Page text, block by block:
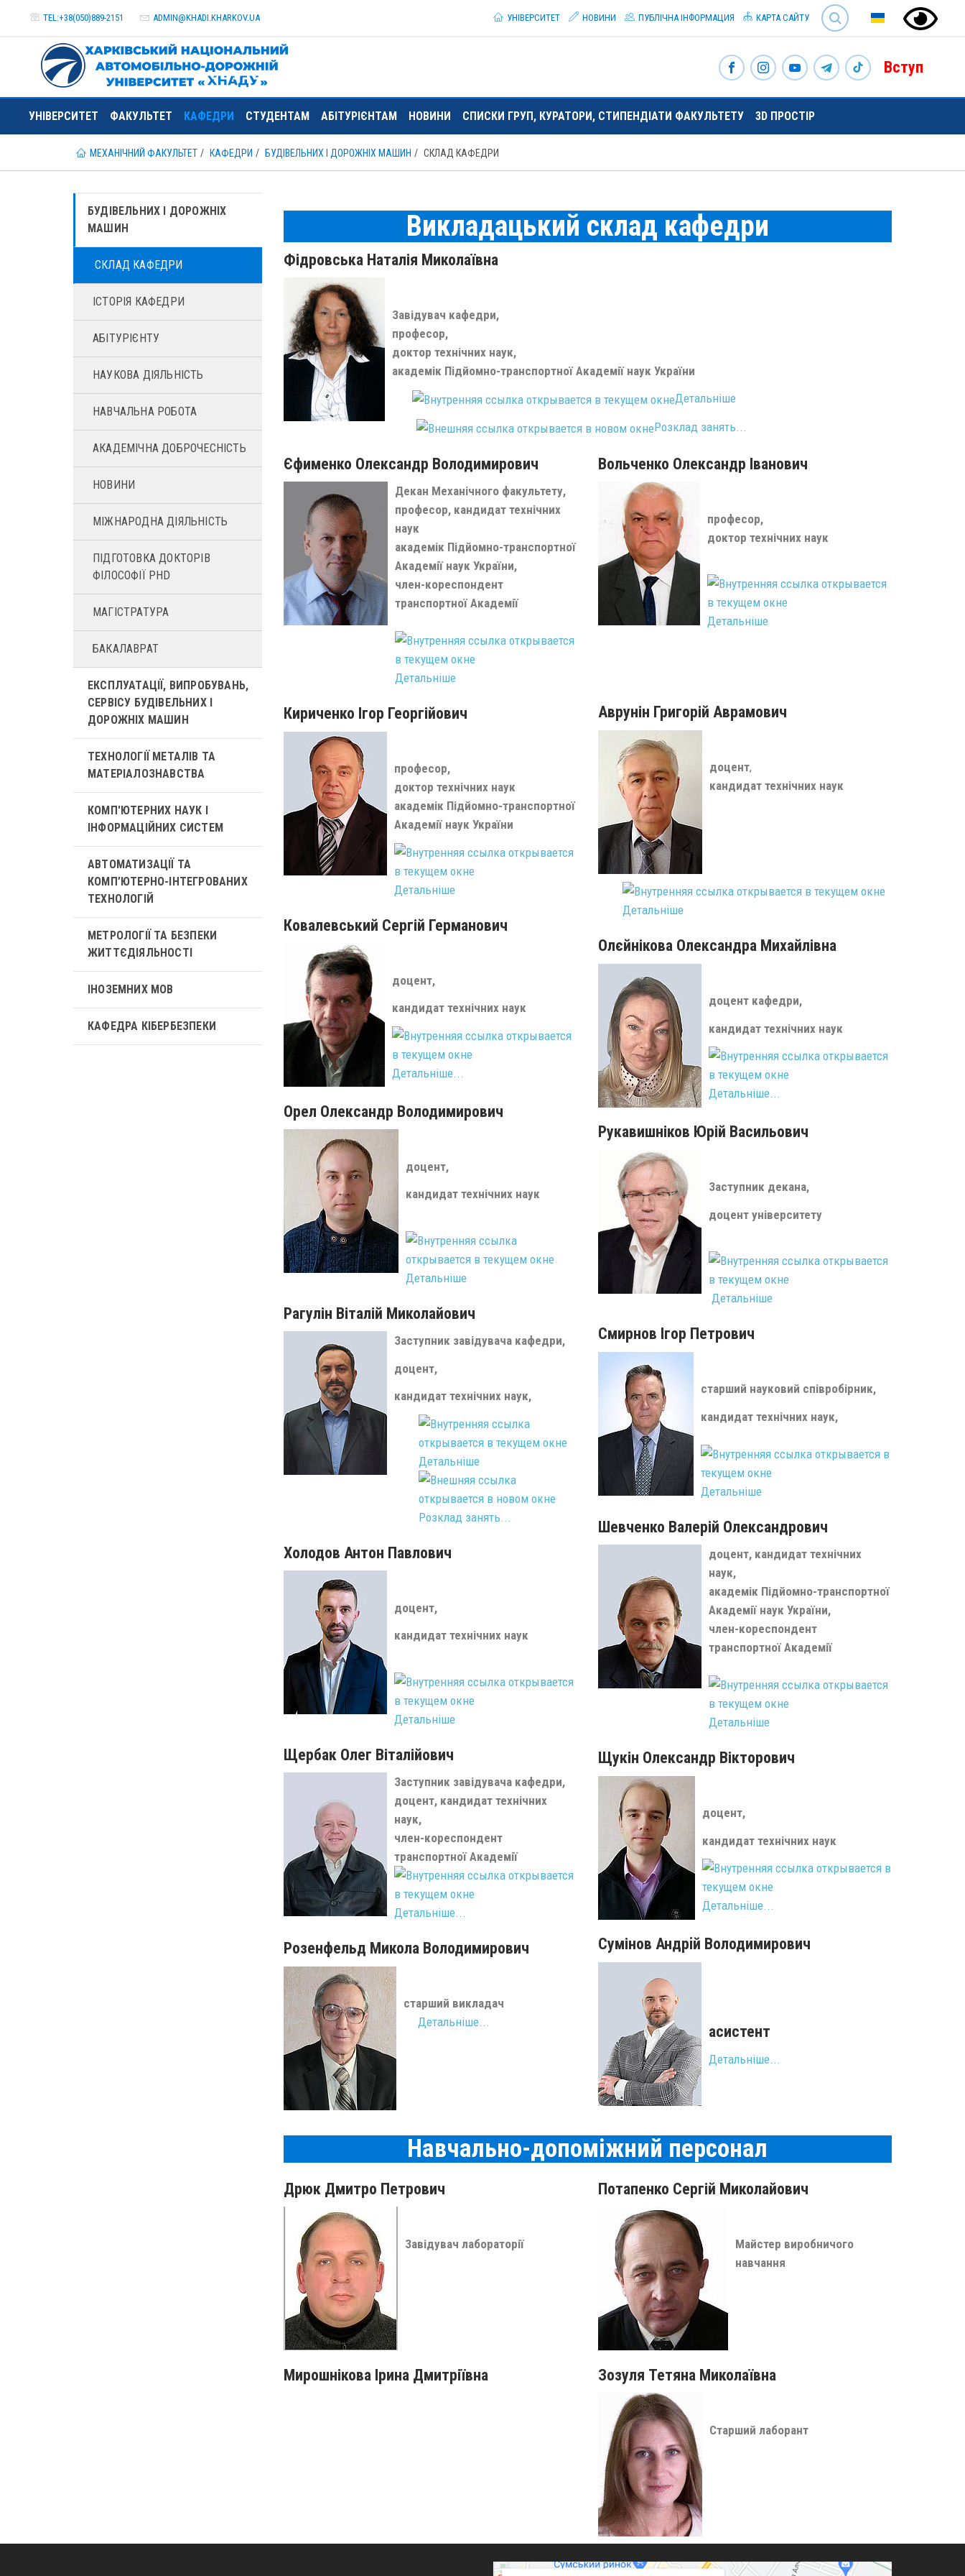
TEL:+38(050)889-2151 ADMIN@KHADI.KHARKOV.UA
SEARCH
УНІВЕРСИТЕТ
НОВИНИ ПУБЛІЧНА ІНФОРМАЦИЯ КАРТА САЙТУ
Вступ
УНІВЕРСИТЕТ ФАКУЛЬТЕТ КАФЕДРИ СТУДЕНТАМ АБІТУРІЄНТАМ НОВИНИ СПИСКИ ГРУП, КУРАТОРИ, СТИПЕНДІАТИ ФАКУЛЬТЕТУ 3D ПРОСТІР
МЕХАНІЧНИЙ ФАКУЛЬТЕТ КАФЕДРИ БУДІВЕЛЬНИХ І ДОРОЖНІХ МАШИН СКЛАД КАФЕДРИ
Викладацький склад кафедри
Фідровська Наталія Миколаївна
Завідувач кафедри,
професор,
доктор технічних наук,
академік Підйомно-транспортної Академії наук України
Детальніше
Розклад занять...
Єфименко Олександр Володимирович
Декан Механічного факультету,
професор, кандидат технічних
наук
академік Підйомно-транспортної
Академії наук України,
член-кореспондент
транспортної Академії
Детальніше
Кириченко Ігор Георгійович
професор,
доктор технічних наук
академік Підйомно-транспортної
Академії наук України
Детальніше
Ковалевський Сергій Германович
доцент,
кандидат технічних наук
Детальніше...
Орел Олександр Володимирович
доцент,
кандидат технічних наук
Детальніше
Рагулін Віталій Миколайович
Заступник завідувача кафедри,
доцент,
кандидат технічних наук,
Детальніше
Розклад занять...
Холодов Антон Павлович
доцент,
кандидат технічних наук
Детальніше
Щербак Олег Віталійович
Заступник завідувача кафедри,
доцент, кандидат технічних
наук,
член-кореспондент
транспортної Академії
Детальніше...
Розенфельд Микола Володимирович
старший викладач
Детальніше...
Вольченко Олександр Іванович
професор,
доктор технічних наук
Детальніше
Аврунін Григорій Аврамович
доцент,
кандидаттехнічних наук
Детальніше
Олєйнікова Олександра Михайлівна
доцент кафедри,
кандидат технічних наук
Детальніше...
Рукавишніков Юрій Васильович
Заступник декана,
доцент університету
Детальніше
Смирнов Ігор Петрович
старший науковий співробірник,
кандидат технічних наук,
Детальніше
Шевченко Валерій Олександрович
доцент, кандидат технічних
наук,
академік Підйомно-транспортної
Академії наук України,
член-кореспондент
транспортної Академії
Детальніше
Щукін Олександр Вікторович
доцент,
кандидат технічних наук
Детальніше...
Сумінов Андрiй Володимирович
асистент
Детальніше...
Навчально-допоміжний персонал
Дрюк Дмитро Петрович
Завідувач лабораторії
Мирошнікова Ірина Дмитріївна
Потапенко Сергій Миколайович
Майстер виробничого
навчання
Зозуля Тетяна Миколаївна
Старший лаборант
БУДІВЕЛЬНИХ І ДОРОЖНІХ
МАШИН
СКЛАД КАФЕДРИ
ІСТОРІЯ КАФЕДРИ
АБІТУРІЄНТУ
НАУКОВА ДІЯЛЬНІСТЬ
НАВЧАЛЬНА РОБОТА
АКАДЕМІЧНА ДОБРОЧЕСНІСТЬ
НОВИНИ
МІЖНАРОДНА ДІЯЛЬНІСТЬ
ПІДГОТОВКА ДОКТОРІВ
ФІЛОСОФІЇ PHD
МАГІСТРАТУРА
БАКАЛАВРАТ
ЕКСПЛУАТАЦІЇ, ВИПРОБУВАНЬ,
СЕРВІСУ БУДІВЕЛЬНИХ І
ДОРОЖНІХ МАШИН
ТЕХНОЛОГІЇ МЕТАЛІВ ТА
МАТЕРІАЛОЗНАВСТВА
КОМП'ЮТЕРНИХ НАУК І
ІНФОРМАЦІЙНИХ СИСТЕМ
АВТОМАТИЗАЦІЇ ТА
КОМП’ЮТЕРНО-ІНТЕГРОВАНИХ
ТЕХНОЛОГІЙ
МЕТРОЛОГІЇ ТА БЕЗПЕКИ
ЖИТТЄДІЯЛЬНОСТІ
ІНОЗЕМНИХ МОВ
КАФЕДРА КІБЕРБЕЗПЕКИ